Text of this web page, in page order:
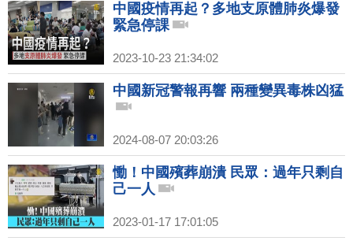
中國疫情再起？多地支原體肺炎爆發
緊急停課
2023-10-23 21:34:02
中國新冠警報再響 兩種變異毒株凶猛
2024-08-07 20:03:26
慟！中國殯葬崩潰 民眾：過年只剩自
己一人
2023-01-17 17:01:05